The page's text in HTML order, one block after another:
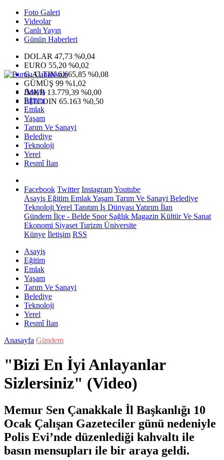
Foto Galeri
Videolar
Canlı Yayın
Günün Haberleri
DOLAR 47,73 %0,04
EURO 55,20 %0,02
G.ALTIN6.665,85 %0,08
GÜMÜŞ 99 %1,02
IMKB 13.779,39 %0,00
BITCOIN 65.163 %0,50
Asayiş
Eğitim
Emlak
Yaşam
Tarım Ve Sanayi
Belediye
Teknoloji
Yerel
Resmî İlan
Facebook Twitter InstagramYoutube
Asayiş Eğitim EmlakYaşam Tarım Ve Sanayi Belediye
Teknoloji Yerel Tanıtım İş Dünyası Yatırım İlan
Gündem İlçe - Belde SporSağlık Magazin Kültür Ve Sanat
Ekonomi Siyaset Turizm Üniversite
Künye İletişim RSS
Asayiş
Eğitim
Emlak
Yaşam
Tarım Ve Sanayi
Belediye
Teknoloji
Yerel
Resmî İlan
Anasayfa Gündem
"Bizi En İyi Anlayanlar
Sizlersiniz" (Video)
Memur Sen Çanakkale İl Başkanlığı 10
Ocak Çalışan Gazeteciler günü nedeniyle
Polis Evi’nde düzenlediği kahvaltı ile
basın mensupları ile bir araya geldi.